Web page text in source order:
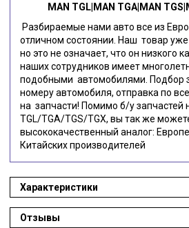
MAN TGL|MAN TGA|MAN
Разбираемые нами авто все из
отличном состоянии. Наш товар
но это не означает, что он низкого
наших сотрудников имеет
подобными автомобилями. Подбор
номеру автомобиля, отправка по
на запчасти! Помимо б/у запчастей
TGL/TGA/TGS/TGX, вы так же
высококачественный аналог:
Китайских производителей
Характеристики
Отзывы